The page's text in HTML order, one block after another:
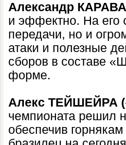
Александр
и эффектно. На его
передачи, но и
атаки и полезные
сборов в составе
форме.
Алекс ТЕЙШЕЙРА
чемпионата решил
обеспечив